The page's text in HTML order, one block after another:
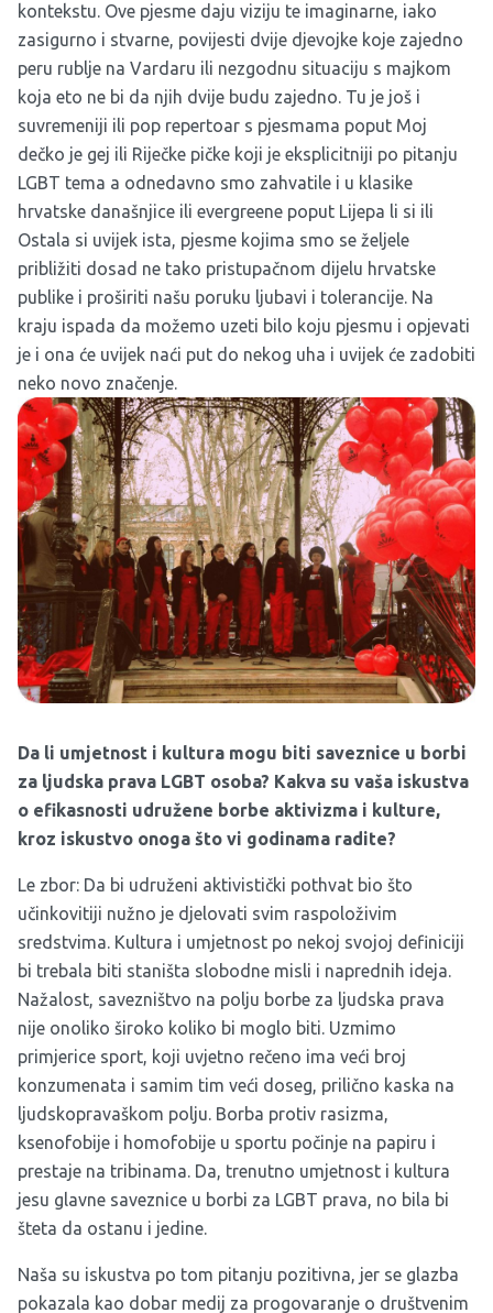
kontekstu. Ove pjesme daju viziju te imaginarne, iako
zasigurno i stvarne, povijesti dvije djevojke koje zajedno
peru rublje na Vardaru ili nezgodnu situaciju s majkom
koja eto ne bi da njih dvije budu zajedno. Tu je još i
suvremeniji ili pop repertoar s pjesmama poput Moj
dečko je gej ili Riječke pičke koji je eksplicitniji po pitanju
LGBT tema a odnedavno smo zahvatile i u klasike
hrvatske današnjice ili evergreene poput Lijepa li si ili
Ostala si uvijek ista, pjesme kojima smo se željele
približiti dosad ne tako pristupačnom dijelu hrvatske
publike i proširiti našu poruku ljubavi i tolerancije. Na
kraju ispada da možemo uzeti bilo koju pjesmu i opjevati
je i ona će uvijek naći put do nekog uha i uvijek će zadobiti
neko novo značenje.
Da li umjetnost i kultura mogu biti saveznice u borbi
za ljudska prava LGBT osoba? Kakva su vaša iskustva
o efikasnosti udružene borbe aktivizma i kulture,
kroz iskustvo onoga što vi godinama radite?
Le zbor: Da bi udruženi aktivistički pothvat bio što
učinkovitiji nužno je djelovati svim raspoloživim
sredstvima. Kultura i umjetnost po nekoj svojoj definiciji
bi trebala biti staništa slobodne misli i naprednih ideja.
Nažalost, savezništvo na polju borbe za ljudska prava
nije onoliko široko koliko bi moglo biti. Uzmimo
primjerice sport, koji uvjetno rečeno ima veći broj
konzumenata i samim tim veći doseg, prilično kaska na
ljudskopravaškom polju. Borba protiv rasizma,
ksenofobije i homofobije u sportu počinje na papiru i
prestaje na tribinama. Da, trenutno umjetnost i kultura
jesu glavne saveznice u borbi za LGBT prava, no bila bi
šteta da ostanu i jedine.
Naša su iskustva po tom pitanju pozitivna, jer se glazba
pokazala kao dobar medij za progovaranje o društvenim